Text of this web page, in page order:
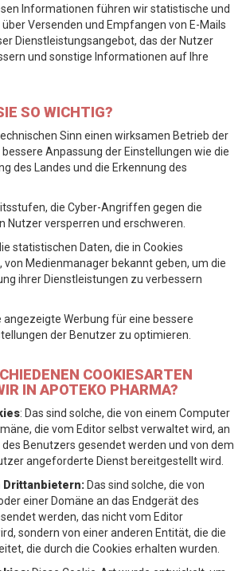
Informationen führen wir statistische und
Versenden und Empfangen von E-Mails
Dienstleistungsangebot, das der Nutzer
und sonstige Informationen auf Ihre
SO WICHTIG?
Sinn einen wirksamen Betrieb der
Anpassung der Einstellungen wie die
des Landes und die Erkennung des
die Cyber-Angriffen gegen die
Nutzer versperren und erschweren.
statistischen Daten, die in Cookies
Medienmanager bekannt geben, um die
ihrer Dienstleistungen zu verbessern
angezeigte Werbung für eine bessere
der Benutzer zu optimieren.
COOKIESARTEN
IN APOTEKO PHARMA?
: Das sind solche, die von einem Computer
die vom Editor selbst verwaltet wird, an
Benutzers gesendet werden und von dem
angeforderte Dienst bereitgestellt wird.
Drittanbietern: Das sind solche, die von
einer Domäne an das Endgerät des
werden, das nicht vom Editor
sondern von einer anderen Entität, die die
die durch die Cookies erhalten wurden.